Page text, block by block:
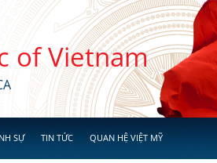
of Vietnam
SỰ TIN TỨC QUAN HỆ VIỆT MỸ